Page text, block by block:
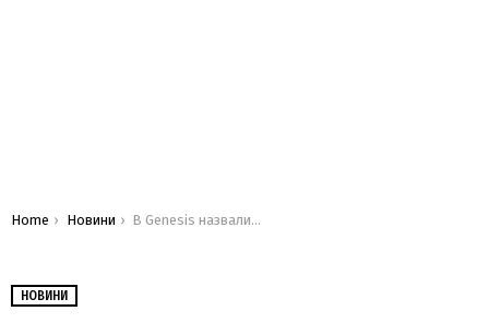
You are here:
Home Новини В Genesis назвали сроки выпуска первого электромобиля марки
НОВИНИ